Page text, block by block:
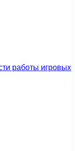
работы игровых